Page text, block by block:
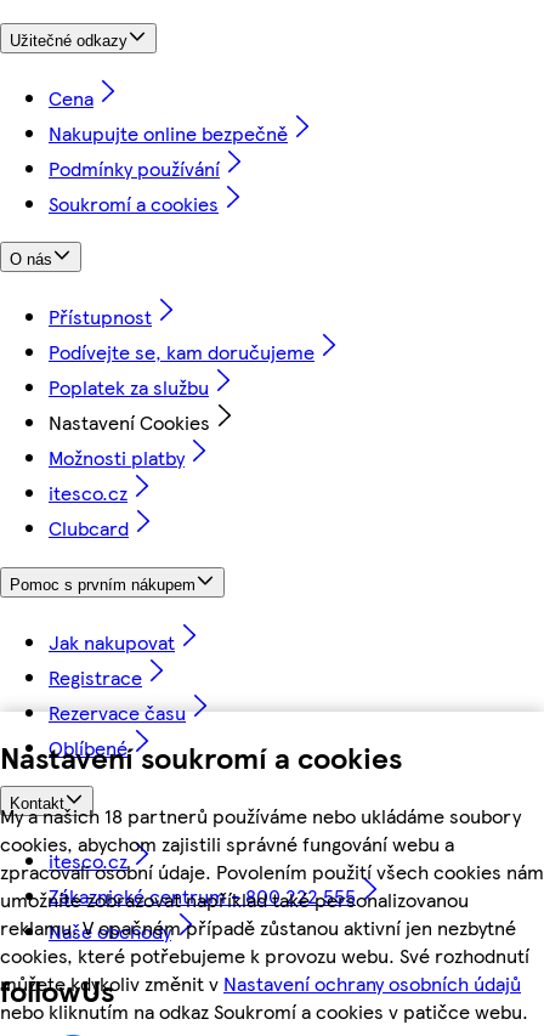
Nastavení soukromí a cookies
My a našich 18 partnerů používáme nebo ukládáme soubory
cookies, abychom zajistili správné fungování webu a
zpracovali osobní údaje. Povolením použití všech cookies nám
umožníte zobrazovat například také personalizovanou
reklamu. V opačném případě zůstanou aktivní jen nezbytné
cookies, které potřebujeme k provozu webu. Své rozhodnutí
můžete kdykoliv změnit v Nastavení ochrany osobních údajů
nebo kliknutím na odkaz Soukromí a cookies v patičce webu.
Užitečné odkazy
Cena
Nakupujte online bezpečně
Podmínky používání
Soukromí a cookies
O nás
Přístupnost
Podívejte se, kam doručujeme
Poplatek za službu
Nastavení Cookies
Možnosti platby
itesco.cz
Clubcard
Pomoc s prvním nákupem
Jak nakupovat
Registrace
Rezervace času
Oblíbené
Kontakt
itesco.cz
Zákaznické centrum - 800 222 555
Naše obchody
followUs